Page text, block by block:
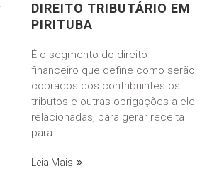
DIREITO TRIBUTÁRIO EM
PIRITUBA
É o segmento do direito
financeiro que define como serão
cobrados dos contribuintes os
tributos e outras obrigações a ele
relacionadas, para gerar receita
para…
Leia Mais